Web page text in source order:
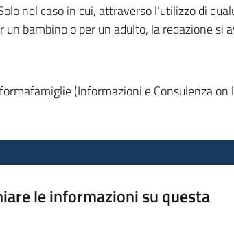
nel caso in cui, attraverso l’utilizzo di
bambino o per un adulto, la redazione si
(Informazioni e Consulenza on
le informazioni su questa